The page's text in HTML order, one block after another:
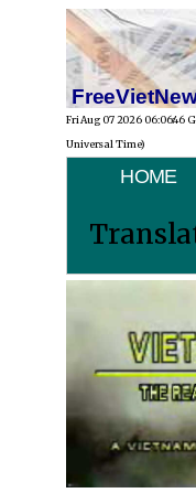
Fri Aug 07 2026 06:06:46
Universal Time)
HOME